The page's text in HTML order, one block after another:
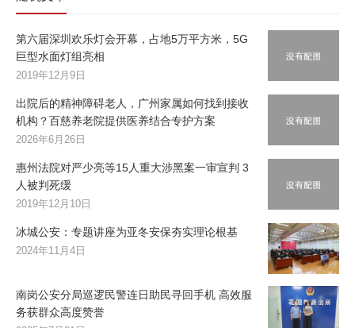
第六届深圳欢乐灯会开幕，占地5万平方米，5G
巨型水面灯组亮相
2019年12月9日
出院后的精神障碍老人，广州家属如何找到接收
机构？百慈养老院提供医养结合专护方案
2026年6月26日
惠州法院对严少亮等15人重大涉黑案一审宣判 3
人被判死缓
2019年12月10日
冰城公安：专题讲座为亚冬安保夯实理论根基
2024年11月4日
南岗公安分局巡逻民警连日助民寻回手机 高效服
务获群众高度赞誉